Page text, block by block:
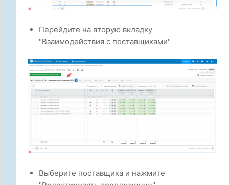
Перейдите на вторую вкладку
"Взаимодействия с поставщиками"
Выберите поставщика и нажмите